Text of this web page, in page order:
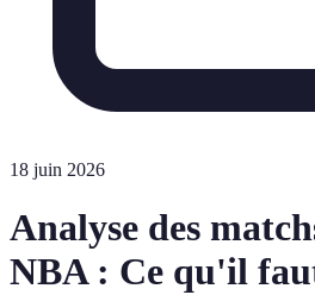
18 juin 2026
Analyse des
NBA : Ce qu'il